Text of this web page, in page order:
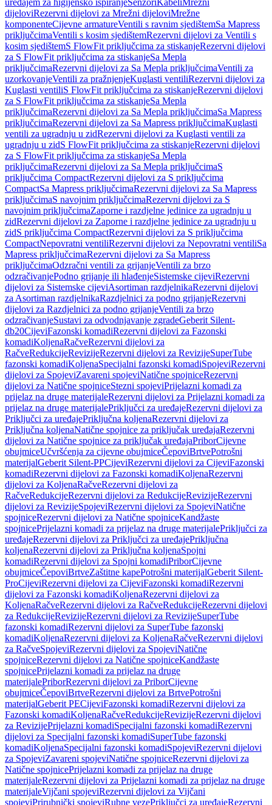
uređajem za higijensko ispiranjeSenzoriKabeliMrežni
dijeloviRezervni dijelovi za Mrežni dijeloviMrežne
komponenteCijevne armatureVentili s ravnim sjedištemSa Mapress
priključcimaVentili s kosim sjedištemRezervni dijelovi za Ventili s
kosim sjedištemS FlowFit priključcima za stiskanjeRezervni dijelovi
za S FlowFit priključcima za stiskanjeSa Mepla
priključcimaRezervni dijelovi za Sa Mepla priključcimaVentili za
uzorkovanjeVentili za pražnjenjeKuglasti ventiliRezervni dijelovi za
Kuglasti ventiliS FlowFit priključcima za stiskanjeRezervni dijelovi
za S FlowFit priključcima za stiskanjeSa Mepla
priključcimaRezervni dijelovi za Sa Mepla priključcimaSa Mapress
priključcimaRezervni dijelovi za Sa Mapress priključcimaKuglasti
ventili za ugradnju u zidRezervni dijelovi za Kuglasti ventili za
ugradnju u zidS FlowFit priključcima za stiskanjeRezervni dijelovi
za S FlowFit priključcima za stiskanjeSa Mepla
priključcimaRezervni dijelovi za Sa Mepla priključcimaS
priključcima CompactRezervni dijelovi za S priključcima
CompactSa Mapress priključcimaRezervni dijelovi za Sa Mapress
priključcimaS navojnim priključcimaRezervni dijelovi za S
navojnim priključcimaZaporne i razdjelne jedinice za ugradnju u
zidRezervni dijelovi za Zaporne i razdjelne jedinice za ugradnju u
zidS priključcima CompactRezervni dijelovi za S priključcima
CompactNepovratni ventiliRezervni dijelovi za Nepovratni ventiliSa
Mapress priključcimaRezervni dijelovi za Sa Mapress
priključcimaOdzračni ventili za grijanjeVentili za brzo
odzračivanjePodno grijanje ili hlađenjeSistemske cijeviRezervni
dijelovi za Sistemske cijeviAsortiman razdjelnikaRezervni dijelovi
za Asortiman razdjelnikaRazdjelnici za podno grijanjeRezervni
dijelovi za Razdjelnici za podno grijanjeVentili za brzo
odzračivanjeSustavi za odvodnjavanje zgradeGeberit Silent-
db20CijeviFazonski komadiRezervni dijelovi za Fazonski
komadiKoljenaRačveRezervni dijelovi za
RačveRedukcijeRevizijeRezervni dijelovi za RevizijeSuperTube
fazonski komadiKoljenaSpecijalni fazonski komadiSpojeviRezervni
dijelovi za SpojeviZavareni spojeviNatične spojniceRezervni
dijelovi za Natične spojniceStezni spojeviPrijelazni komadi za
prijelaz na druge materijaleRezervni dijelovi za Prijelazni komadi za
prijelaz na druge materijalePriključci za uređajeRezervni dijelovi za
Priključci za uređajePriključna koljenaRezervni dijelovi za
Priključna koljenaNatične spojnice za priključak uređajaRezervni
dijelovi za Natične spojnice za priključak uređajaPriborCijevne
obujmiceUčvršćenja za cijevne obujmiceČepoviBrtvePotrošni
materijalGeberit Silent-PPCijeviRezervni dijelovi za CijeviFazonski
komadiRezervni dijelovi za Fazonski komadiKoljenaRezervni
dijelovi za KoljenaRačveRezervni dijelovi za
RačveRedukcijeRezervni dijelovi za RedukcijeRevizijeRezervni
dijelovi za RevizijeSpojeviRezervni dijelovi za SpojeviNatične
spojniceRezervni dijelovi za Natične spojniceKandžaste
spojnicePrijelazni komadi za prijelaz na druge materijalePriključci za
uređajeRezervni dijelovi za Priključci za uređajePriključna
koljenaRezervni dijelovi za Priključna koljenaSpojni
komadiRezervni dijelovi za Spojni komadiPriborCijevne
obujmiceČepoviBrtveZaštitne kapePotrošni materijalGeberit Silent-
ProCijeviRezervni dijelovi za CijeviFazonski komadiRezervni
dijelovi za Fazonski komadiKoljenaRezervni dijelovi za
KoljenaRačveRezervni dijelovi za RačveRedukcijeRezervni dijelovi
za RedukcijeRevizijeRezervni dijelovi za RevizijeSuperTube
fazonski komadiRezervni dijelovi za SuperTube fazonski
komadiKoljenaRezervni dijelovi za KoljenaRačveRezervni dijelovi
za RačveSpojeviRezervni dijelovi za SpojeviNatične
spojniceRezervni dijelovi za Natične spojniceKandžaste
spojnicePrijelazni komadi za prijelaz na druge
materijalePriborRezervni dijelovi za PriborCijevne
obujmiceČepoviBrtveRezervni dijelovi za BrtvePotrošni
materijalGeberit PECijeviFazonski komadiRezervni dijelovi za
Fazonski komadiKoljenaRačveRedukcijeRevizijeRezervni dijelovi
za RevizijePrijelazni komadiSpecijalni fazonski komadiRezervni
dijelovi za Specijalni fazonski komadiSuperTube fazonski
komadiKoljenaSpecijalni fazonski komadiSpojeviRezervni dijelovi
za SpojeviZavareni spojeviNatične spojniceRezervni dijelovi za
Natične spojnicePrijelazni komadi za prijelaz na druge
materijaleRezervni dijelovi za Prijelazni komadi za prijelaz na druge
materijaleVijčani spojeviRezervni dijelovi za Vijčani
spojeviPrirubnički spojeviRubne vezePriključci za uređajeRezervni